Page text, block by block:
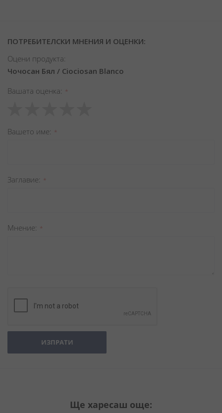
ПОТРЕБИТЕЛСКИ МНЕНИЯ И ОЦЕНКИ:
Оцени продукта:
Чочосан Бял / Ciociosan Blanco
Вашата оценка
star
stars
stars
stars
stars
Вашето име
Заглавиe
Мнение
ИЗПРАТИ
Ще харесаш още: